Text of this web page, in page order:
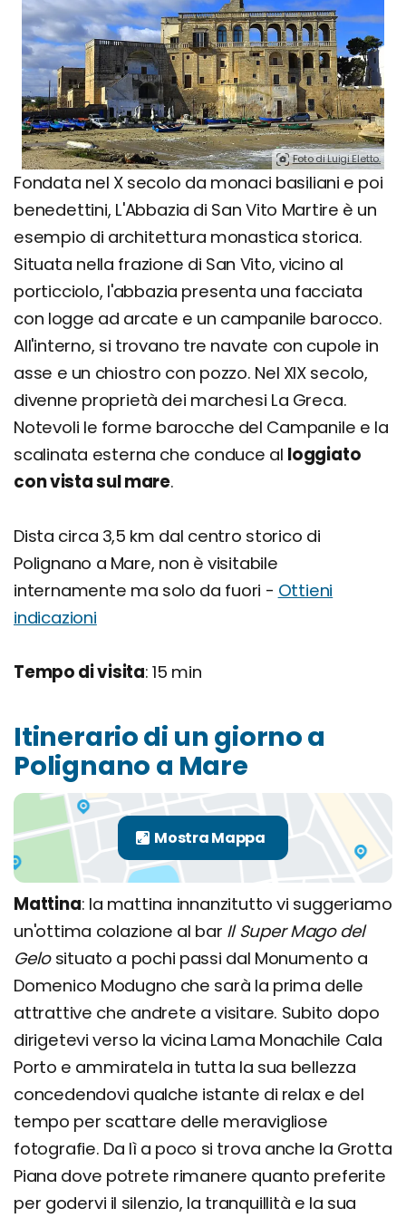
Foto di Luigi Eletto.
Fondata nel X secolo da monaci basiliani e poi
benedettini, L'Abbazia di San Vito Martire è un
esempio di architettura monastica storica.
Situata nella frazione di San Vito, vicino al
porticciolo, l'abbazia presenta una facciata
con logge ad arcate e un campanile barocco.
All'interno, si trovano tre navate con cupole in
asse e un chiostro con pozzo. Nel XIX secolo,
divenne proprietà dei marchesi La Greca.
Notevoli le forme barocche del Campanile e la
scalinata esterna che conduce al loggiato
con vista sul mare.
Dista circa 3,5 km dal centro storico di
Polignano a Mare, non è visitabile
internamente ma solo da fuori - Ottieni
indicazioni
Tempo di visita: 15 min
Itinerario di un giorno a
Polignano a Mare
Mattina: la mattina innanzitutto vi suggeriamo
un'ottima colazione al bar Il Super Mago del
Gelosituato a pochi passi dal Monumento a
Domenico Modugno che sarà la prima delle
attrattive che andrete a visitare. Subito dopo
dirigetevi verso la vicina Lama Monachile Cala
Porto e ammiratela in tutta la sua bellezza
concedendovi qualche istante di relax e del
tempo per scattare delle meravigliose
fotografie. Da lì a poco si trova anche la Grotta
Piana dove potrete rimanere quanto preferite
per godervi il silenzio, la tranquillità e la sua